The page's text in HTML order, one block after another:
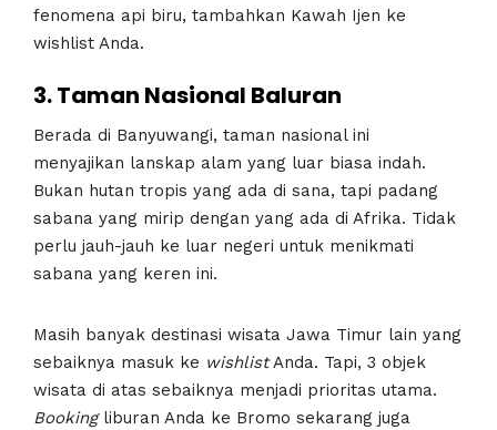
fenomena api biru, tambahkan Kawah Ijen ke
wishlist Anda.
3. Taman Nasional Baluran
Berada di Banyuwangi, taman nasional ini
menyajikan lanskap alam yang luar biasa indah.
Bukan hutan tropis yang ada di sana, tapi padang
sabana yang mirip dengan yang ada di Afrika. Tidak
perlu jauh-jauh ke luar negeri untuk menikmati
sabana yang keren ini.
Masih banyak destinasi wisata Jawa Timur lain yang
sebaiknya masuk ke wishlistAnda. Tapi, 3 objek
wisata di atas sebaiknya menjadi prioritas utama.
Bookingliburan Anda ke Bromo sekarang juga